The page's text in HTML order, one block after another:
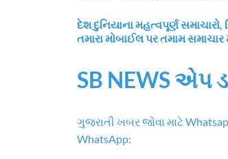
દેશ દુનિયાના મહત્વપૂર્ણ
તમારા મોબાઈલ પર તમામ
SB NEWS એપ
ગુજરાતી ખબર જોવા માટે
WhatsApp: